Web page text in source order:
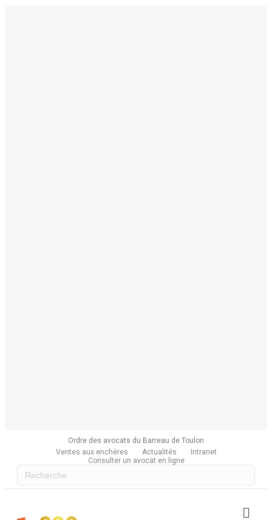
Ordre des avocats du Barreau de Toulon
Ventes aux enchères
Actualités
Intranet
Consulter un avocat en ligne